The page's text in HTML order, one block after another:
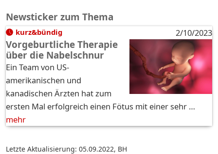
Newsticker zum Thema
kurz&bündig 2/10/2023
Vorgeburtliche Therapie
über die Nabelschnur
Ein Team von US-
amerikanischen und
kanadischen Ärzten hat zum
ersten Mal erfolgreich einen Fötus mit einer sehr …
mehr
Letzte Aktualisierung: 05.09.2022, BH